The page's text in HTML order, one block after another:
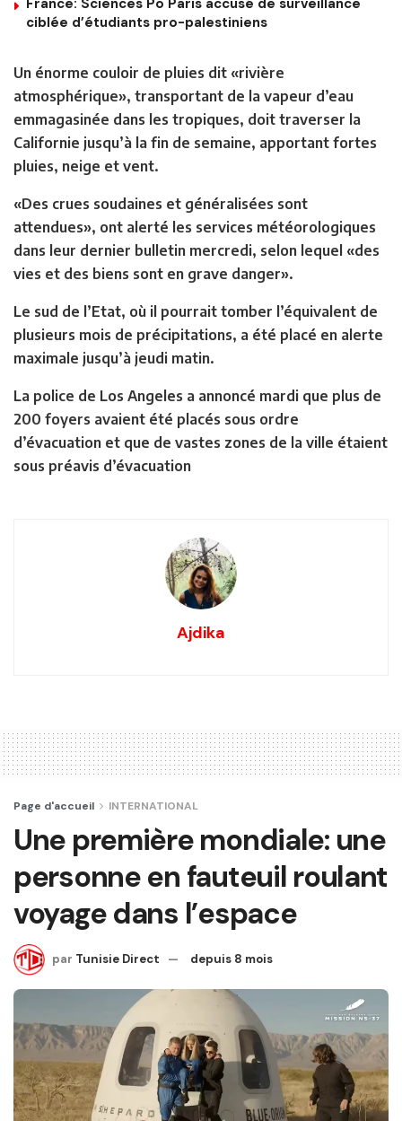
France: Sciences Po Paris accusé de surveillance
ciblée d’étudiants pro-palestiniens
Un énorme couloir de pluies dit «rivière
atmosphérique», transportant de la vapeur d’eau
emmagasinée dans les tropiques, doit traverser la
Californie jusqu’à la fin de semaine, apportant fortes
pluies, neige et vent.
«Des crues soudaines et généralisées sont
attendues», ont alerté les services météorologiques
dans leur dernier bulletin mercredi, selon lequel «des
vies et des biens sont en grave danger».
Le sud de l’Etat, où il pourrait tomber l’équivalent de
plusieurs mois de précipitations, a été placé en alerte
maximale jusqu’à jeudi matin.
La police de Los Angeles a annoncé mardi que plus de
200 foyers avaient été placés sous ordre
d’évacuation et que de vastes zones de la ville étaient
sous préavis d’évacuation
Ajdika
Page d'accueil INTERNATIONAL
Une première mondiale: une
personne en fauteuil roulant
voyage dans l’espace
par Tunisie Direct depuis 8 mois